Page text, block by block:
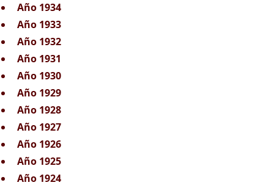
Año 1934
Año 1933
Año 1932
Año 1931
Año 1930
Año 1929
Año 1928
Año 1927
Año 1926
Año 1925
Año 1924